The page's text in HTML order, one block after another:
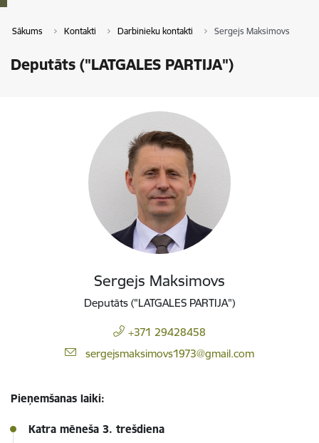
Sākums Kontakti Darbinieku kontakti Sergejs Maksimovs
Deputāts ("LATGALES PARTIJA")
Sergejs Maksimovs
Deputāts ("LATGALES PARTIJA")
+371 29428458
E-pasts:
sergejsmaksimovs1973@gmail.com
Pieņemšanas laiki:
Katra mēneša 3. trešdiena